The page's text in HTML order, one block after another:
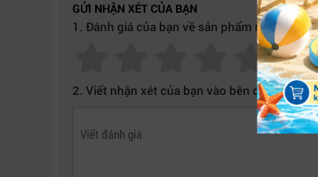
Ultimatte
2. Công nghệ One Touch Keying và
Một trong những ưu điểm lớn nhất của
GỬI NHẬN XÉT CỦA BẠN
1. Đánh giá của bạn về sản phẩm này:
2. Viết nhận xét của bạn vào bên dưới: